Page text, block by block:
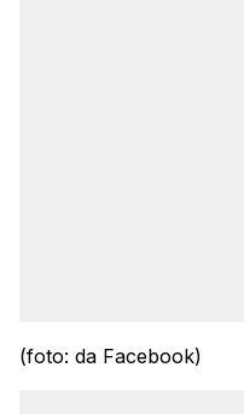
(foto: da Facebook)